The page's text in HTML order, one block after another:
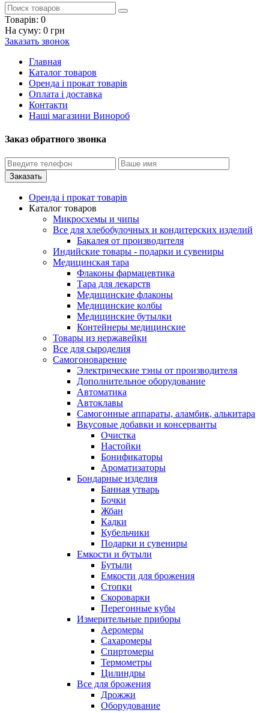
Товарів: 0
На суму: 0 грн
Заказать звонок
Главная
Каталог товаров
Оренда і прокат товарів
Оплата і доставка
Контакти
Наші магазини Винороб
Заказ обратного звонка
Оренда і прокат товарів
Каталог товаров
Микросхемы и чипы
Все для хлебобулочных и кондитерских изделий
Бакалея от производителя
Индийские товары - подарки и сувениры
Медицинская тара
Флаконы фармацевтика
Тара для лекарств
Медицинские флаконы
Медицинские колбы
Медицинские бутылки
Контейнеры медицинские
Товары из нержавейки
Все для сыроделия
Самогоноварение
Электрические тэны от производителя
Дополнительное оборудование
Автоматика
Автоклавы
Самогонные аппараты, аламбик, алькитара
Вкусовые добавки и консерванты
Очистка
Настойки
Бонификаторы
Ароматизаторы
Бондарные изделия
Банная утварь
Бочки
Жбан
Кадки
Кубельчики
Подарки и сувениры
Емкости и бутыли
Бутыли
Емкости для брожения
Стопки
Скороварки
Перегонные кубы
Измерительные приборы
Аеромеры
Сахаромеры
Спиртомеры
Термометры
Цилиндры
Все для брожения
Дрожжи
Оборудование